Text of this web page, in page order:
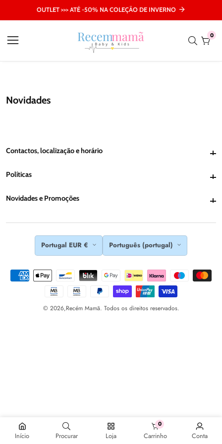
OUTLET >>> ATÉ -50% NA COLEÇÃO DE INVERNO
00
Novidades
Contactos, localização e horárioContactos, localização e horário
Políticas
Novidades e PromoçõesNovidades e Promoções
Portugal EUR € Português (portugal)
© 2026,Recém Mamã. Todos os direitos reservados.
Início Procurar Loja Carrinho
00 produtos
Conta